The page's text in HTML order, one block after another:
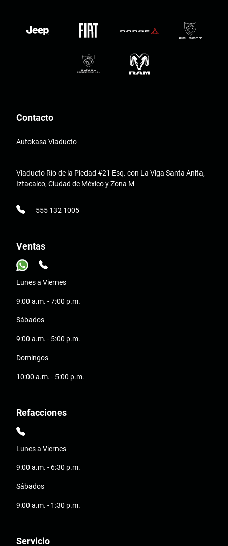
Contacto
Autokasa Viaducto
Viaducto Río de la Piedad #21 Esq. con La Viga Santa Anita,
Iztacalco, Ciudad de México y Zona M
555 132 1005
Ventas
Lunes a Viernes
9:00 a.m. - 7:00 p.m.
Sábados
9:00 a.m. - 5:00 p.m.
Domingos
10:00 a.m. - 5:00 p.m.
Refacciones
Lunes a Viernes
9:00 a.m. - 6:30 p.m.
Sábados
9:00 a.m. - 1:30 p.m.
Servicio